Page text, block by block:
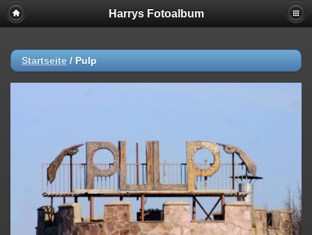
Harrys Fotoalbum
Startseite / Pulp